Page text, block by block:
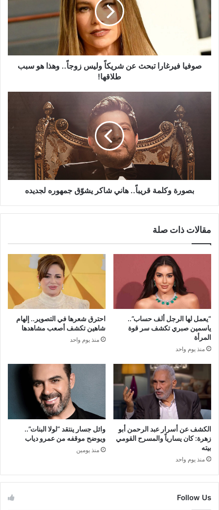
شريكاً
وليس
زوجاً..
هو
سببصوفيا فيرغارا تبحث عن شريكاً وليس زوجاً.. وهذا هو سبب
طلاقها!
جمهوره
بصورة وكلمة قريباً.. هاني شاكر يشوّق جمهوره لجديده
مقالات ذات صلة
“يعمل لها الرجل ألف حساب”..
ياسمين صبري تكشف سر قوة
المرأة
منذ يوم واحد
احترق شعرها في التصوير.. إلهام
شاهين تكشف أصعب مشاهدها
منذ يوم واحد
الكشف عن أسرار عبد الرحمن أبو
زهرة: كان يسارياً والمسرح القومي
بيته
منذ يوم واحد
وائل جسار ينتقد “لولا البنات”..
ويوضح موقفه من عمرو دياب
منذ يومين
Follow Us